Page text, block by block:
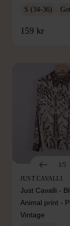
S (34-36)
159 kr
FRÅN
1/5
JUST CAVALLI
Just Cavalli -
Animal print -
Vintage